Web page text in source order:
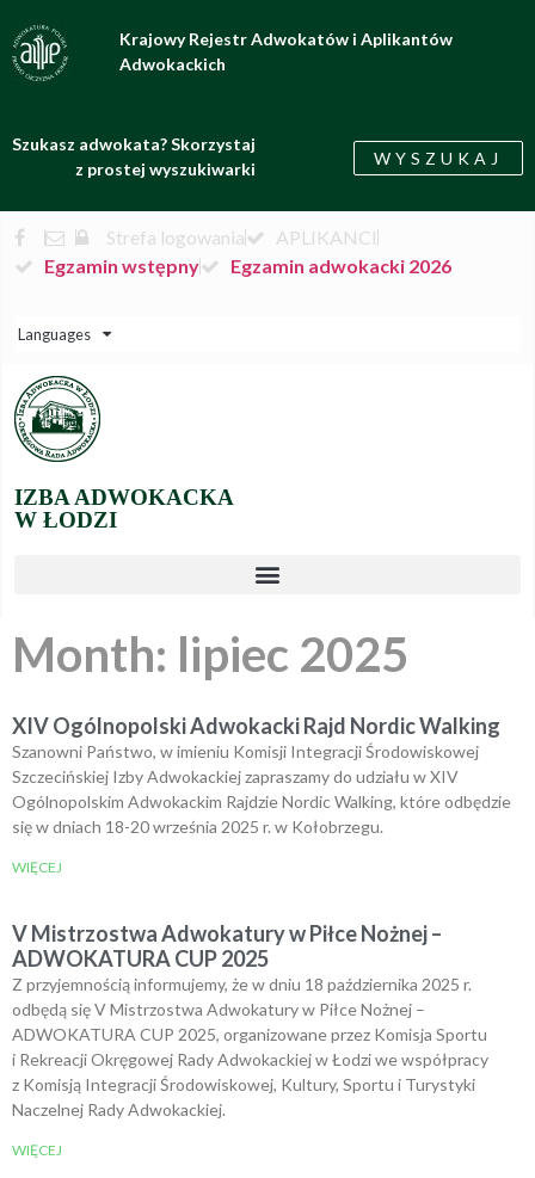
Krajowy Rejestr Adwokatów i Aplikantów
Adwokackich
Szukasz adwokata? Skorzystaj
z prostej wyszukiwarki
WYSZUKAJ
Strefa logowania
APLIKANCI
Egzamin wstępny
Egzamin adwokacki 2026
Languages
IZBA ADWOKACKA
W ŁODZI
Month: lipiec 2025
XIV Ogólnopolski Adwokacki Rajd Nordic Walking
Szanowni Państwo, w imieniu Komisji Integracji Środowiskowej
Szczecińskiej Izby Adwokackiej zapraszamy do udziału w XIV
Ogólnopolskim Adwokackim Rajdzie Nordic Walking, które odbędzie
się w dniach 18-20 września 2025 r. w Kołobrzegu.
WIĘCEJ
V Mistrzostwa Adwokatury w Piłce Nożnej –
ADWOKATURA CUP 2025
Z przyjemnością informujemy, że w dniu 18 października 2025 r.
odbędą się V Mistrzostwa Adwokatury w Piłce Nożnej –
ADWOKATURA CUP 2025, organizowane przez Komisja Sportu
i Rekreacji Okręgowej Rady Adwokackiej w Łodzi we współpracy
z Komisją Integracji Środowiskowej, Kultury, Sportu i Turystyki
Naczelnej Rady Adwokackiej.
WIĘCEJ